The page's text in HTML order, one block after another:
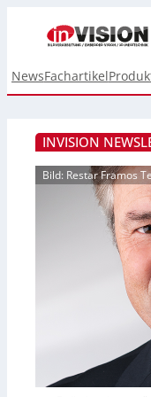
NewsFachartikel
INVISION
Bild: Restar Framos